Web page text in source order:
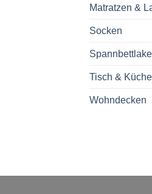
Matratzen &
Socken
Tisch & Küche
Wohndecken